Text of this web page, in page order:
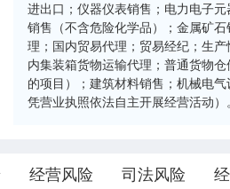
进出口；仪器仪表销售；电力电子
销售（不含危险化学品）；金属矿
理；国内贸易代理；贸易经纪；生
内集装箱货物运输代理；普通货物
的项目）；建筑材料销售；机械电
凭营业执照依法自主开展经营活动）。
经营风险 司法风险